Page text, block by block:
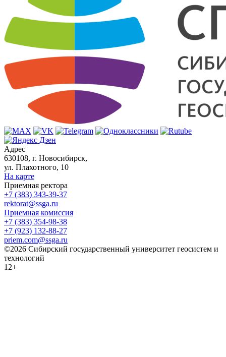
Адрес
630108, г. Новосибирск,
ул. Плахотного, 10
На карте
Приемная ректора
+7 (383) 343-39-37
rektorat@ssga.ru
Приемная комиссия
+7 (383) 354-98-38
+7 (923) 132-88-27
priem.com@ssga.ru
©2026 Сибирский государственный университет геосистем и
технологий
12+